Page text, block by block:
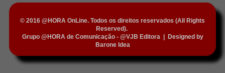
© 2016 @HORA OnLine. Todos os direitos reservados (All Rights
Reserved).
Grupo @HORA de Comunicação - @VJB Editora|
Designed by
Barone Idea